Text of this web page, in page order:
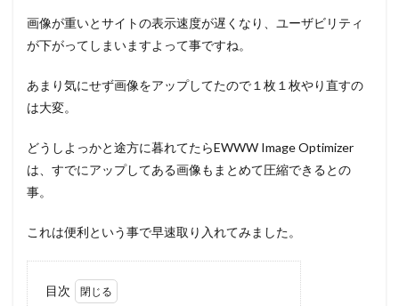
画像が重いとサイトの表示速度が遅くなり、ユーザビリティ
が下がってしまいますよって事ですね。
あまり気にせず画像をアップしてたので１枚１枚やり直すの
は大変。
どうしよっかと途方に暮れてたらEWWW Image Optimizer
は、すでにアップしてある画像もまとめて圧縮できるとの
事。
これは便利という事で早速取り入れてみました。
目次